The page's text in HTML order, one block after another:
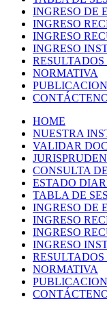
INGRESO DE
INGRESO
INGRESO
INGRESO
NORMATIVA
HOME
NUESTRA
VALIDAR
CONSULTA
ESTADO
TABLA DE
INGRESO DE
INGRESO
INGRESO
INGRESO
NORMATIVA